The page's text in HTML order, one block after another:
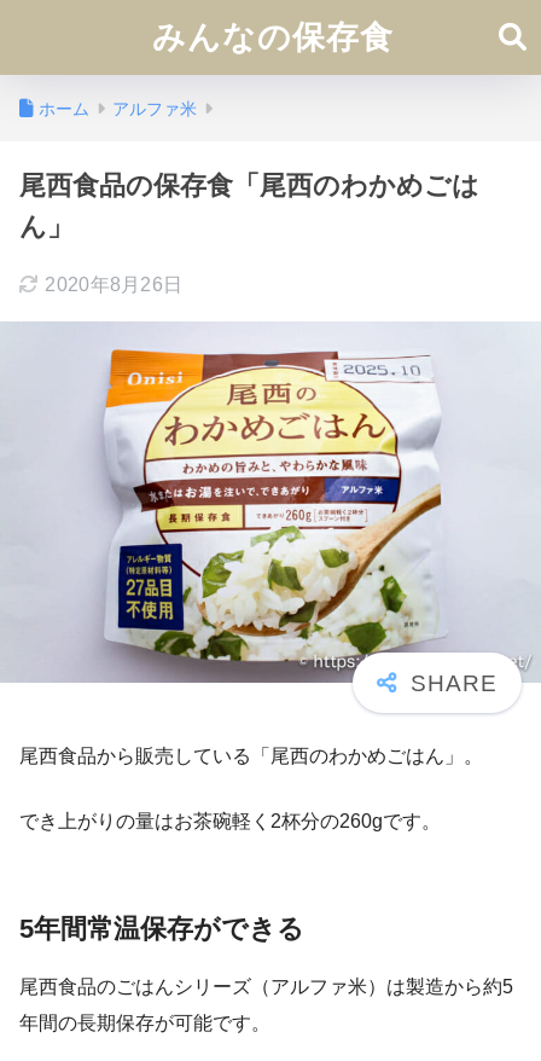
みんなの保存食
ホーム アルファ米
尾西食品の保存食「尾西のわかめごは
ん」
2020年8月26日
尾西食品から販売している「尾西のわかめごはん」。
でき上がりの量はお茶碗軽く2杯分の260gです。
5年間常温保存ができる
尾西食品のごはんシリーズ（アルファ米）は製造から約5
年間の長期保存が可能です。